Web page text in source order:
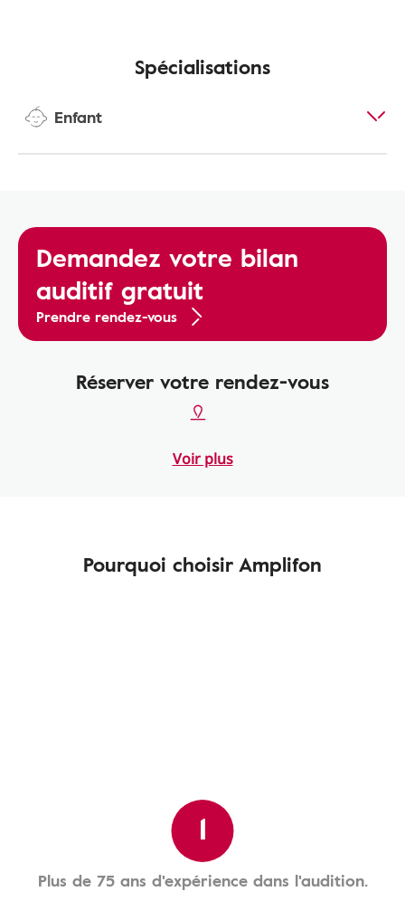
Spécialisations
Enfant
Demandez votre bilan
auditif gratuit
Prendre rendez-vous
Réserver votre rendez-vous
Voir plus
Pourquoi choisir Amplifon
1
Plus de 75 ans d'expérience dans l'audition.